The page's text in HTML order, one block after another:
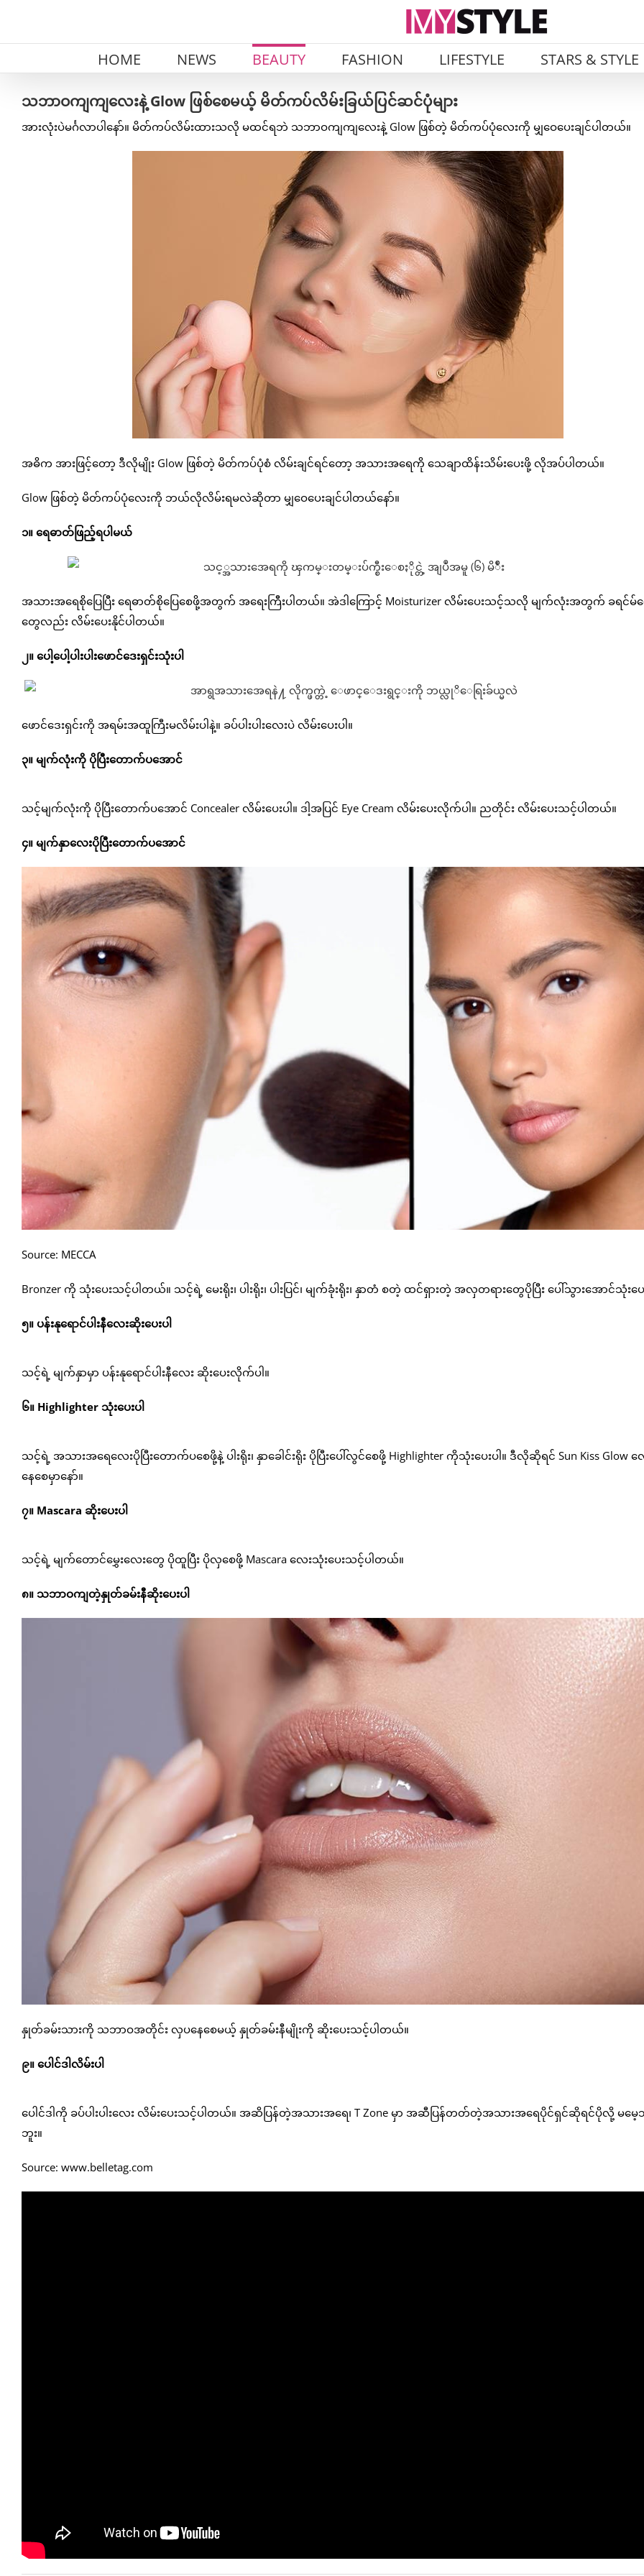
HOME NEWS BEAUTY FASHION LIFESTYLE STARS & STYLE
သဘာဝကျကျလေးနဲ့ Glow ဖြစ်စေမယ့် မိတ်ကပ်လိမ်းခြယ်ပြင်ဆင်ပုံများ
အားလုံးပဲမင်္ဂလာပါနော်။ မိတ်ကပ်လိမ်းထားသလို မထင်ရဘဲ သဘာဝကျကျလေးနဲ့ Glow ဖြစ်တဲ့ မိတ်ကပ်ပုံလေးကို မျှဝေပေးချင်ပါတယ်။
အဓိက အားဖြင့်တော့ ဒီလိုမျိုး Glow ဖြစ်တဲ့ မိတ်ကပ်ပုံစံ လိမ်းချင်ရင်တော့ အသားအရေကို သေချာထိန်းသိမ်းပေးဖို့ လိုအပ်ပါတယ်။
Glow ဖြစ်တဲ့ မိတ်ကပ်ပုံလေးကို ဘယ်လိုလိမ်းရမလဲဆိုတာ မျှဝေပေးချင်ပါတယ်နော်။
၁။ ရေဓာတ်ဖြည့်ရပါမယ်
အသားအရေစိုပြေပြီး ရေဓာတ်စိုပြေစေဖို့အတွက် အရေးကြီးပါတယ်။ အဲဒါကြောင့် Moisturizer လိမ်းပေးသင့်သလို မျက်လုံးအတွက် ခရင်မ်
တွေလည်း လိမ်းပေးနိုင်ပါတယ်။
၂။ ပေါ့ပေါ့ပါးပါးဖောင်ဒေးရှင်းသုံးပါ
ဖောင်ဒေးရှင်းကို အရမ်းအထူကြီးမလိမ်းပါနဲ့။ ခပ်ပါးပါးလေးပဲ လိမ်းပေးပါ။
၃။ မျက်လုံးကို ပိုပြီးတောက်ပအောင်
သင့်မျက်လုံးကို ပိုပြီးတောက်ပအောင် Concealer လိမ်းပေးပါ။ ဒါ့အပြင် Eye Cream လိမ်းပေးလိုက်ပါ။ ညတိုင်း လိမ်းပေးသင့်ပါတယ်။
၄။ မျက်နှာလေးပိုပြီးတောက်ပအောင်
Source: MECCA
Bronzer ကို သုံးပေးသင့်ပါတယ်။ သင့်ရဲ့ မေးရိုး၊ ပါးရိုး၊ ပါးပြင်၊ မျက်ခုံးရိုး၊ နှာတံ စတဲ့ ထင်ရှားတဲ့ အလှတရားတွေပိုပြီး ပေါ်သွားအောင်သုံးပေ
၅။ ပန်းနုရောင်ပါးနီလေးဆိုးပေးပါ
သင့်ရဲ့ မျက်နှာမှာ ပန်းနုရောင်ပါးနီလေး ဆိုးပေးလိုက်ပါ။
၆။ Highlighter သုံးပေးပါ
သင့်ရဲ့ အသားအရေလေးပိုပြီးတောက်ပစေဖို့နဲ့ ပါးရိုး၊ နှာခေါင်းရိုး ပိုပြီးပေါ်လွင်စေဖို့ Highlighter ကိုသုံးပေးပါ။ ဒီလိုဆိုရင် Sun Kiss Glow လ
နေစေမှာနော်။
၇။ Mascara ဆိုးပေးပါ
သင့်ရဲ့ မျက်တောင်မွှေးလေးတွေ ပိုထူပြီး ပိုလှစေဖို့ Mascara လေးသုံးပေးသင့်ပါတယ်။
၈။ သဘာဝကျတဲ့နှုတ်ခမ်းနီဆိုးပေးပါ
နှုတ်ခမ်းသားကို သဘာဝအတိုင်း လှပနေစေမယ့် နှုတ်ခမ်းနီမျိုးကို ဆိုးပေးသင့်ပါတယ်။
၉။ ပေါင်ဒါလိမ်းပါ
ပေါင်ဒါကို ခပ်ပါးပါးလေး လိမ်းပေးသင့်ပါတယ်။ အဆိပြန်တဲ့အသားအရေ၊ T Zone မှာ အဆီပြန်တတ်တဲ့အသားအရေပိုင်ရှင်ဆိုရင်ပိုလို့ မမေ့
ဘူး။
Source: www.belletag.com